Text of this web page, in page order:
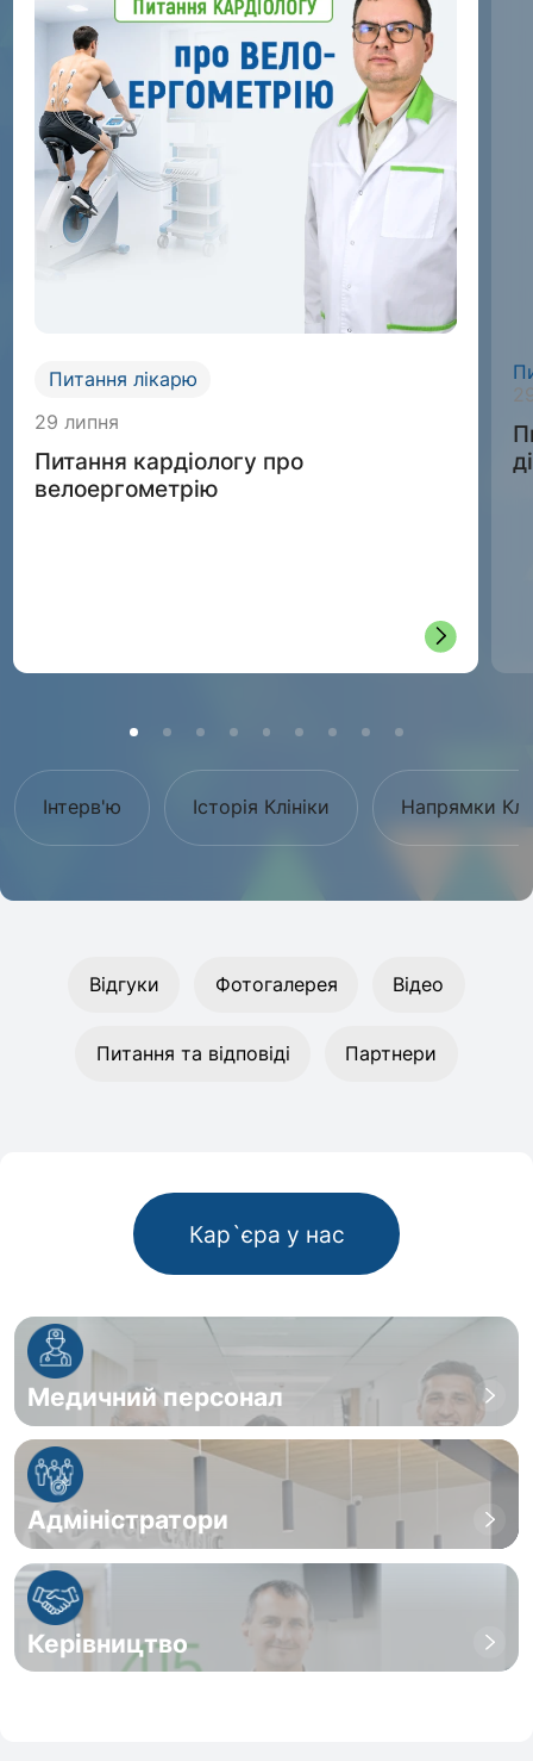
Питання лікарю
29 липня
Питання кардіологу про
велоергометрію
Інтерв'ю Історія Клініки Напрямки
Відгуки Фотогалерея Відео
Питання та відповіді Партнери
Кар`єра у нас
Медичний персонал
Адміністратори
Керівництво